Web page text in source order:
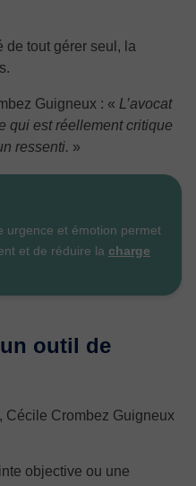
de tout gérer seul, la
Guigneux : « L’avocat
qui est réellement critique
ressenti. »
urgence et émotion permet
et de réduire la charge
outil de
Cécile Crombez Guigneux
objective ou une